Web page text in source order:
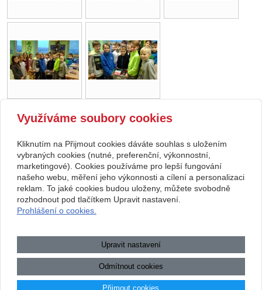
zpět
Copyright © 2026 Základní škola, Korytná, okres Uherské Hradiště, příspěvková
a
Mapa webu|Zobrazit klasickou verzi
Přístupnost webových stránek|GDPR|
informace
.:.
Využíváme soubory cookies
Kliknutím na Přijmout cookies dáváte souhlas s uložením
vybraných cookies (nutné, preferenční, výkonnostní,
marketingové). Cookies používáme pro lepší fungování
našeho webu, měření jeho výkonnosti a cílení a personalizaci
reklam. To jaké cookies budou uloženy, můžete svobodně
rozhodnout pod tlačítkem Upravit nastavení.
Prohlášení o cookies.
Upravit nastavení
Odmítnout cookies
Přijmout cookies